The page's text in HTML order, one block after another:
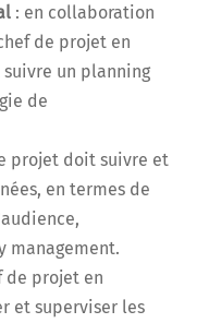
: en collaboration
de projet en
un planning
de
projet doit suivre et
en termes de
management.
de projet en
et superviser les